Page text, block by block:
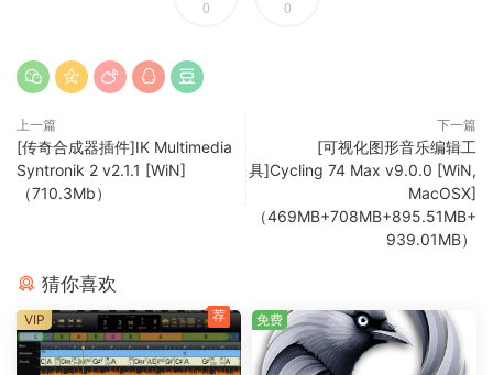
整组音符。或者选择一个和弦并告诉 Live 在触发概率触发器时
随机播放其中一个音符。
掌握和探索调音
遵循您喜欢的调音系统或更轻松地尝试不同的调音系统。在 12
音平均律系统之外工作，并使用 Live 的设备以及任何支持 MPE
Meld
一种双音色、支持 MPE 的乐器，专为深度声音塑造而设计，可
让您使用其两个易于使用的宏振荡器创建各种纹理和实验音
调。
0 0
上一篇
[传奇合成器插件]IK Multimedia
Syntronik 2 v2.1.1 [WiN]
（710.3Mb）
下一篇
[可视化图形音乐编辑工
具]Cycling 74 Max v9.0.0 [WiN,
MacOSX]
（469MB+708MB+895.51MB+
939.01MB）
猜你喜欢
VIP 荐 免费